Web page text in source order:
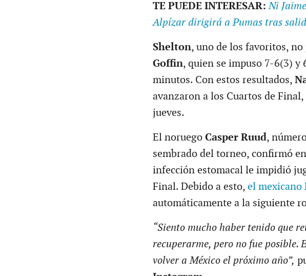
TE PUEDE INTERESAR:Ni
Alpízar dirigirá a Pumas tras
Shelton, uno de los favoritos, no
Goffin, quien se impuso 7-6(3) y
minutos. Con estos resultados,
avanzaron a los Cuartos de
jueves.
El noruego Casper Ruud,
sembrado del torneo, confirmó
infección estomacal le impidió
Final. Debido a esto,el mexicano
automáticamente a la siguiente
“Siento mucho haber tenido que
recuperarme, pero no fue posible.
volver a México el próximo año”,